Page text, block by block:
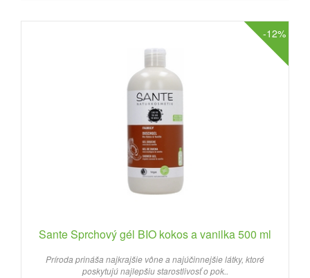
-12%
Sante Sprchový gél BIO kokos a vanilka 500 ml
Príroda prináša najkrajšie vône a najúčinnejšie látky, ktoré
poskytujú najlepšiu starostlivosť o pok..